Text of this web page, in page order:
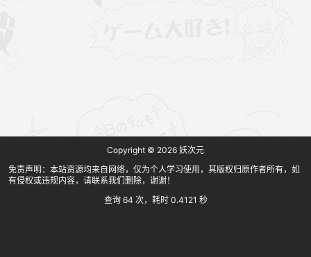
Copyright © 2026 妖次元
免责声明：本站资源均来自网络，仅为个人学习使用，其版权归原作者所有，如
有侵权或违规内容，请联系我们删除，谢谢！
查询 64 次，耗时 0.4121 秒